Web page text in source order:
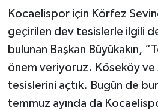
Kocaelispor için Körfez
geçirilen dev tesislerle ilgili
bulunan Başkan Büyükakın,
önem veriyoruz. Köseköy ve
tesislerini açtık. Bugün de
temmuz ayında da